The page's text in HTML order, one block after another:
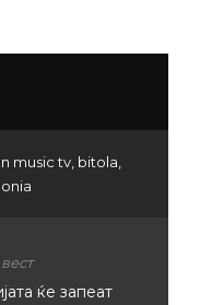
music tv bitola
ќе запеат